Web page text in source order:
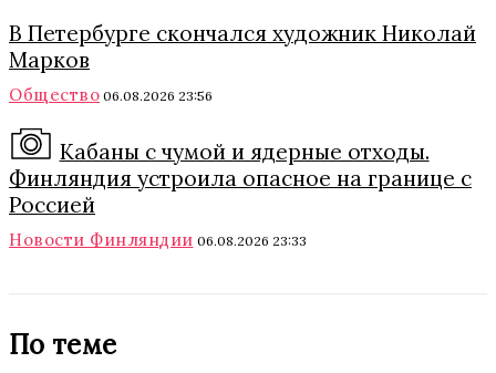
В Петербурге скончался художник Николай
Марков
Общество 06.08.2026 23:56
Кабаны с чумой и ядерные отходы.
Финляндия устроила опасное на границе с
Россией
Новости Финляндии 06.08.2026 23:33
По теме